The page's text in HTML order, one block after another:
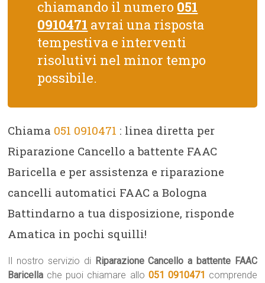
chiamando il numero 051
0910471 avrai una risposta
tempestiva e interventi
risolutivi nel minor tempo
possibile.
Chiama 051 0910471 : linea diretta per
Riparazione Cancello a battente FAAC
Baricella e per assistenza e riparazione
cancelli automatici FAAC a Bologna
Battindarno a tua disposizione, risponde
Amatica in pochi squilli!
Il nostro servizio di Riparazione Cancello a battente FAAC
Baricella che puoi chiamare allo 051 0910471 comprende